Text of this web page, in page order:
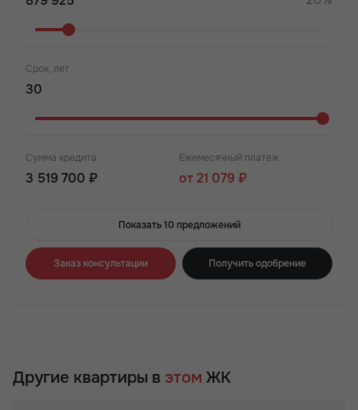
• Возможность включить предчистовую отделку в ипотеку.
Срок, лет
Сумма кредита
3 519 700 ₽
Ежемесячный платеж
от 21 079 ₽
Показать 10 предложений
Заказ консультации Получить одобрение
Другие квартиры в этом ЖК